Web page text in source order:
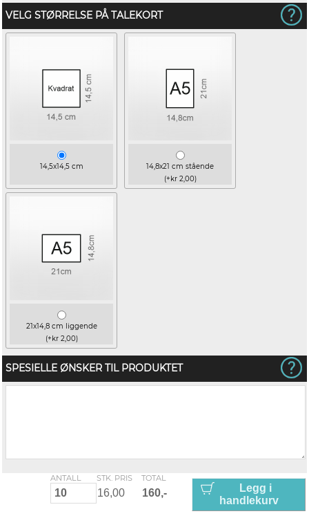
VELG STØRRELSE PÅ TALEKORT
14,5x14,5 cm
14,8x21 cm stående
(+kr 2,00)
21x14,8 cm liggende
(+kr 2,00)
SPESIELLE ØNSKER TIL PRODUKTET
ANTALL STK. PRIS TOTAL
Legg i
handlekurv